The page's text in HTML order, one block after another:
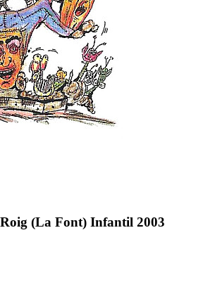
(La Font) Infantil 2003